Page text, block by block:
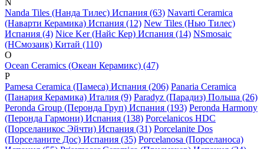
N
Nanda Tiles (Нанда Тилес) Испания (63) Navarti Ceramica
(Наварти Керамика) Испания (12) New Tiles (Нью Тилес)
Испания (4) Nice Ker (Найс Кер) Испания (14) NSmosaic
(НСмозаик) Китай (110)
O
Ocean Ceramics (Океан Керамикс) (47)
P
Pamesa Ceramica (Памеса) Испания (206) Panaria Ceramica
(Панария Керамика) Италия (9) Paradyz (Парадиз) Польша (26)
Peronda Group (Перонда Груп) Испания (193) Peronda Harmony
(Перонда Гармони) Испания (138) Porcelanicos HDC
(Порселаникос Эйчти) Испания (31) Porcelanite Dos
(Порселаните Дос) Испания (35) Porcelanosa (Порселаноса)